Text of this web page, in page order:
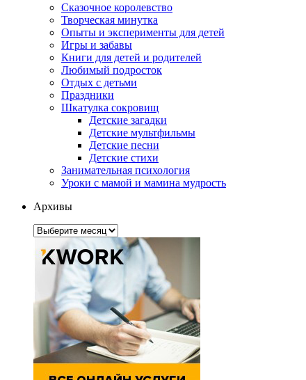
Сказочное королевство
Творческая минутка
Опыты и эксперименты для детей
Игры и забавы
Книги для детей и родителей
Любимый подросток
Отдых с детьми
Праздники
Шкатулка сокровищ
Детские загадки
Детские мультфильмы
Детские песни
Детские стихи
Занимательная психология
Уроки с мамой и мамина мудрость
Архивы
Архивы